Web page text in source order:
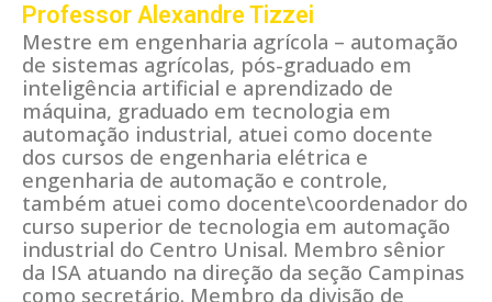
Professor Alexandre Tizzei
Mestre em engenharia agrícola – automação
de sistemas agrícolas, pós-graduado em
inteligência artificial e aprendizado de
máquina, graduado em tecnologia em
automação industrial, atuei como docente
dos cursos de engenharia elétrica e
engenharia de automação e controle,
também atuei como docente\coordenador do
curso superior de tecnologia em automação
industrial do Centro Unisal. Membro sênior
da ISA atuando na direção da seção Campinas
como secretário. Membro da divisão de